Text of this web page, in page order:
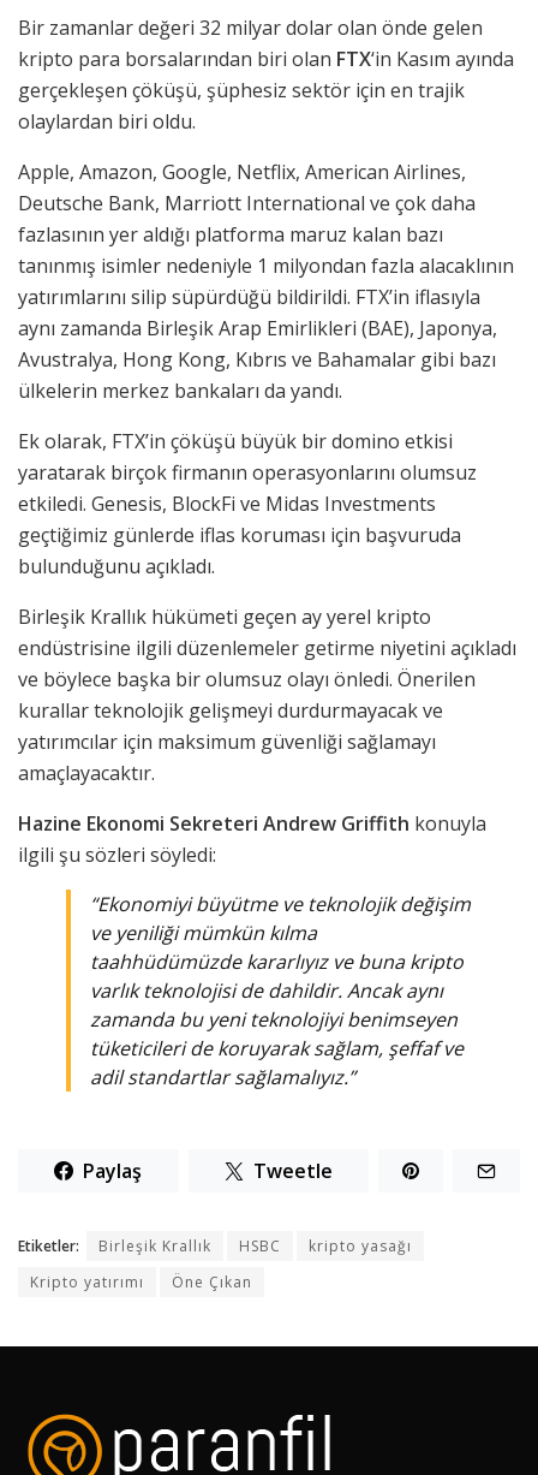
Bir zamanlar değeri 32 milyar dolar olan önde gelen
kripto para borsalarından biri olan FTX‘in Kasım ayında
gerçekleşen çöküşü, şüphesiz sektör için en trajik
olaylardan biri oldu.
Apple, Amazon, Google, Netflix, American Airlines,
Deutsche Bank, Marriott International ve çok daha
fazlasının yer aldığı platforma maruz kalan bazı
tanınmış isimler nedeniyle 1 milyondan fazla alacaklının
yatırımlarını silip süpürdüğü bildirildi. FTX’in iflasıyla
aynı zamanda Birleşik Arap Emirlikleri (BAE), Japonya,
Avustralya, Hong Kong, Kıbrıs ve Bahamalar gibi bazı
ülkelerin merkez bankaları da yandı.
Ek olarak, FTX’in çöküşü büyük bir domino etkisi
yaratarak birçok firmanın operasyonlarını olumsuz
etkiledi. Genesis, BlockFi ve Midas Investments
geçtiğimiz günlerde iflas koruması için başvuruda
bulunduğunu açıkladı.
Birleşik Krallık hükümeti geçen ay yerel kripto
endüstrisine ilgili düzenlemeler getirme niyetini açıkladı
ve böylece başka bir olumsuz olayı önledi. Önerilen
kurallar teknolojik gelişmeyi durdurmayacak ve
yatırımcılar için maksimum güvenliği sağlamayı
amaçlayacaktır.
Hazine Ekonomi Sekreteri Andrew Griffith konuyla
ilgili şu sözleri söyledi:
“Ekonomiyi büyütme ve teknolojik değişim
ve yeniliği mümkün kılma
taahhüdümüzde kararlıyız ve buna kripto
varlık teknolojisi de dahildir. Ancak aynı
zamanda bu yeni teknolojiyi benimseyen
tüketicileri de koruyarak sağlam, şeffaf ve
adil standartlar sağlamalıyız.”
Paylaş Tweetle
Etiketler: Birleşik Krallık HSBC
kripto yasağı
Kripto yatırımı
Öne Çıkan